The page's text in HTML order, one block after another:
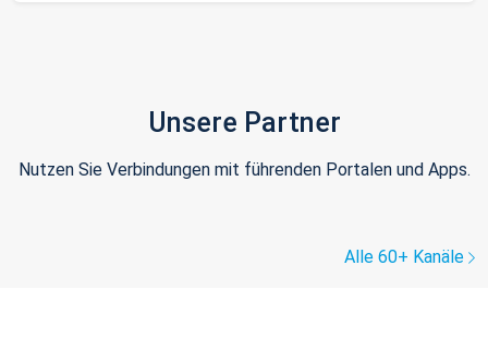
Unsere Partner
Nutzen Sie Verbindungen mit führenden Portalen und Apps.
Alle 60+ Kanäle